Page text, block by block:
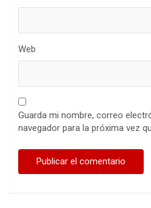
Web
Guarda mi nombre, correo
navegador para la próxima vez